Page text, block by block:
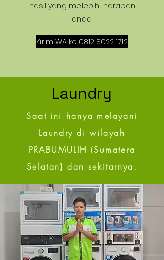
hasil yang melebihi harapan
anda.
Kirim WA ke 0812 8022 1712
Laundry
Saat ini hanya melayani
Laundry di wilayah
PRABUMULIH (Sumatera
Selatan) dan sekitarnya.